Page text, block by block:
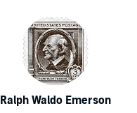
Ralph Waldo Emerson